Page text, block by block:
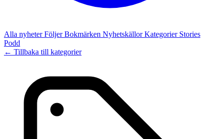
Alla nyheterFöljerBokmärken NyhetskällorKategorier Stories
Podd
← Tillbaka till kategorier